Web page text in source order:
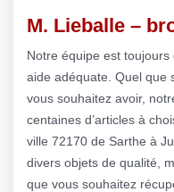
M. Lieballe –
Notre équipe est
aide adéquate. Quel que
vous souhaitez avoir,
centaines d’articles à
ville 72170 de Sarthe à
divers objets de qualité,
que vous souhaitez